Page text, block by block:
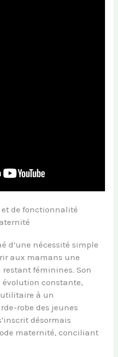
et de fonctionnalité
d’une nécessité simple
aux mamans une
féminines. Son
évolution constante,
à un
robe des jeunes
désormais
maternité, conciliant